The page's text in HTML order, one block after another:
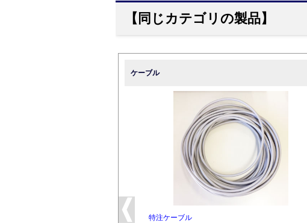
【同じカテゴリの製品】
ケーブル
特注ケーブル